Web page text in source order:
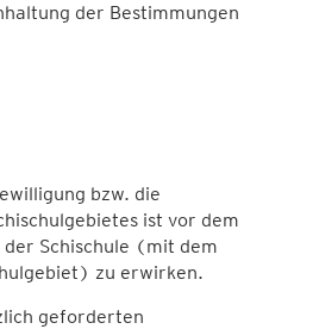
der Bestimmungen
bzw. die
ist vor dem
Schischule (mit dem
zu erwirken.
geforderten